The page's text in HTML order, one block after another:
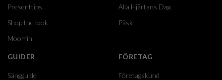
Presenttips
Shop the look
Moomin
Alla Hjärtans Dag
Påsk
GUIDER
Sängguide
FÖRETAG
Företagskund